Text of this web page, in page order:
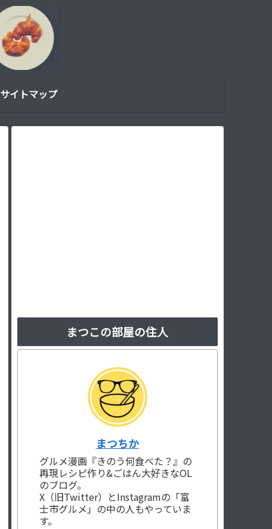
サイトマップ
まつこの部屋の住人
まつちか
グルメ漫画『きのう何食べた？』の
再現レシピ作り&ごはん大好きなOL
のブログ。
X（旧Twitter）とInstagramの「富
士市グルメ」の中の人もやっていま
す。